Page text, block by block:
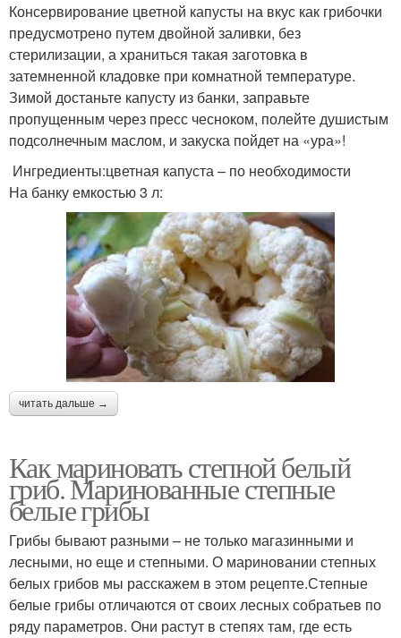
Консервирование цветной капусты на вкус как грибочки
предусмотрено путем двойной заливки, без
стерилизации, а храниться такая заготовка в
затемненной кладовке при комнатной температуре.
Зимой достаньте капусту из банки, заправьте
пропущенным через пресс чесноком, полейте душистым
подсолнечным маслом, и закуска пойдет на «ура»!
Ингредиенты:цветная капуста – по необходимости
На банку емкостью 3 л:
читать дальше →
Как мариновать степной белый
гриб. Маринованные степные
белые грибы
Грибы бывают разными – не только магазинными и
лесными, но еще и степными. О мариновании степных
белых грибов мы расскажем в этом рецепте.Степные
белые грибы отличаются от своих лесных собратьев по
ряду параметров. Они растут в степях там, где есть